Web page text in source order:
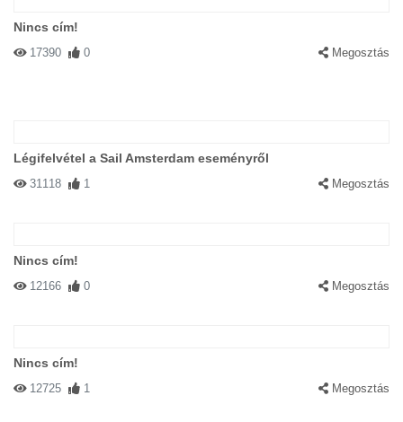
Nincs cím!
17390 0 Megosztás
Légifelvétel a Sail Amsterdam eseményről
31118 1 Megosztás
Nincs cím!
12166 0 Megosztás
Nincs cím!
12725 1 Megosztás